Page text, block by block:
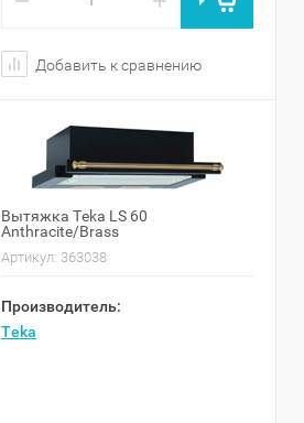
Добавить к сравнению
Вытяжка Teka LS 60
Anthracite/Brass
Артикул: 363038
Производитель:
Teka